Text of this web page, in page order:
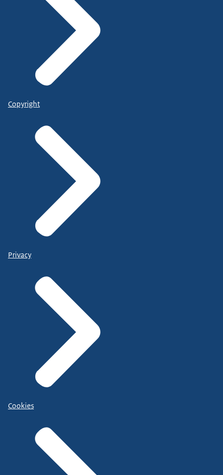
Copyright
Privacy
Cookies